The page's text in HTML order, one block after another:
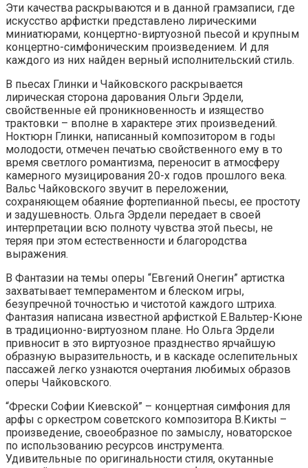
Эти качества раскрываются и в данной грамзаписи, где
искусство арфистки представлено лирическими
миниатюрами, концертно-виртуозной пьесой и крупным
концертно-симфоническим произведением. И для
каждого из них найден верный исполнительский стиль.
В пьесах Глинки и Чайковского раскрывается
лирическая сторона дарования Ольги Эрдели,
свойственные ей проникновенность и изящество
трактовки – вполне в характере этих произведений.
Ноктюрн Глинки, написанный композитором в годы
молодости, отмечен печатью свойственного ему в то
время светлого романтизма, переносит в атмосферу
камерного музицирования 20-х годов прошлого века.
Вальс Чайковского звучит в переложении,
сохраняющем обаяние фортепианной пьесы, ее простоту
и задушевность. Ольга Эрдели передает в своей
интерпретации всю полноту чувства этой пьесы, не
теряя при этом естественности и благородства
выражения.
В Фантазии на темы оперы “Евгений Онегин” артистка
захватывает темпераментом и блеском игры,
безупречной точностью и чистотой каждого штриха.
Фантазия написана известной арфисткой Е.Вальтер-Кюне
в традиционно-виртуозном плане. Но Ольга Эрдели
привносит в это виртуозное празднество ярчайшую
образную выразительность, и в каскаде ослепительных
пассажей легко узнаются очертания любимых образов
оперы Чайковского.
“Фрески Софии Киевской” – концертная симфония для
арфы с оркестром советского композитора В.Кикты –
произведение, своеобразное по замыслу, новаторское
по использованию ресурсов инструмента.
Удивительные по оригинальности стиля, окутанные